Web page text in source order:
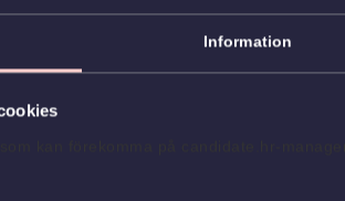
Information
oavsett kön, sexuell läggning,
eller annan trosuppfattning. Vi välkomnar
vara 21 år gammal eller äldre och haft B-körkort
kräver att du behärskar svenska i tal och